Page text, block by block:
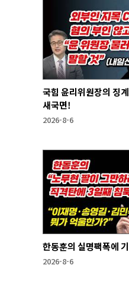
국힘 윤리위원장의 징
새국면!
2026-8-6
한동훈의 실명팩폭에
2026-8-6